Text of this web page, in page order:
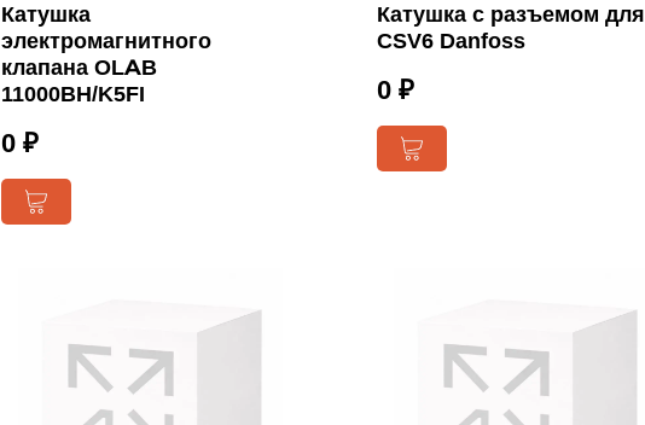
Катушка
электромагнитного
клапана OLAB
11000BH/K5FI
0 ₽
Катушка с разъемом для
CSV6 Danfoss
0 ₽